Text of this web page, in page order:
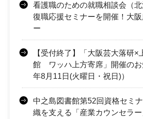
看護職のための就職相談会（
復職応援セミナーを開催！大
ー
【受付終了】「大阪芸大落研×
館 ワッハ上方寄席」開催のお
年8月11日(火曜日・祝日)）
中之島図書館第52回資格セミ
織を支える「産業カウンセラー